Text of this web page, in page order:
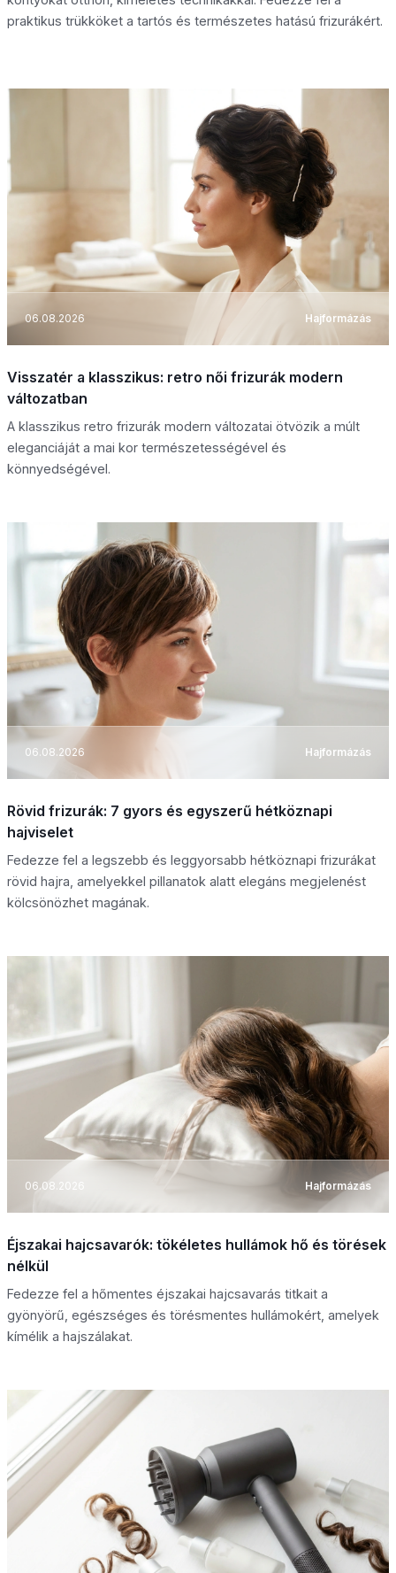
praktikus trükköket a tartós és természetes hatású frizurákért.
06.08.2026 Hajformázás
Visszatér a klasszikus: retro női frizurák modern
változatban
A klasszikus retro frizurák modern változatai ötvözik a múlt
eleganciáját a mai kor természetességével és
könnyedségével.
06.08.2026 Hajformázás
Rövid frizurák: 7 gyors és egyszerű hétköznapi
hajviselet
Fedezze fel a legszebb és leggyorsabb hétköznapi frizurákat
rövid hajra, amelyekkel pillanatok alatt elegáns megjelenést
kölcsönözhet magának.
06.08.2026 Hajformázás
Éjszakai hajcsavarók: tökéletes hullámok hő és törések
nélkül
Fedezze fel a hőmentes éjszakai hajcsavarás titkait a
gyönyörű, egészséges és törésmentes hullámokért, amelyek
kímélik a hajszálakat.